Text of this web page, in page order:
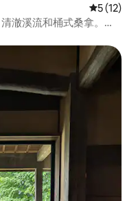
平均评分
5 (12)
澈溪流和桶式桑拿。距